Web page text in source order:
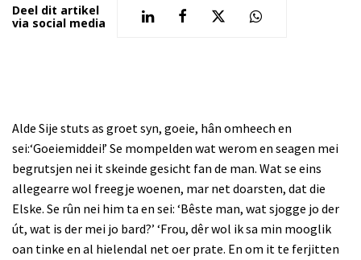
Deel dit artikel
via social media
Alde Sije stuts as groet syn, goeie, hân omheech en
sei:‘Goeiemiddei!’ Se mompelden wat werom en seagen mei
begrutsjen nei it skeinde gesicht fan de man. Wat se eins
allegearre wol freegje woenen, mar net doarsten, dat die
Elske. Se rûn nei him ta en sei: ‘Bêste man, wat sjogge jo der
út, wat is der mei jo bard?’ ‘Frou, dêr wol ik sa min mooglik
oan tinke en al hielendal net oer prate. En om it te ferjitten